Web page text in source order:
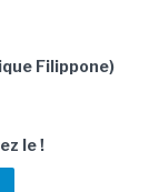
Filippone)
le !